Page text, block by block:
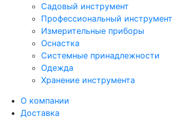
Садовый инструмент
Профессиональный инструмент
Измерительные приборы
Оснастка
Системные принадлежности
Одежда
Хранение инструмента
О компании
Доставка